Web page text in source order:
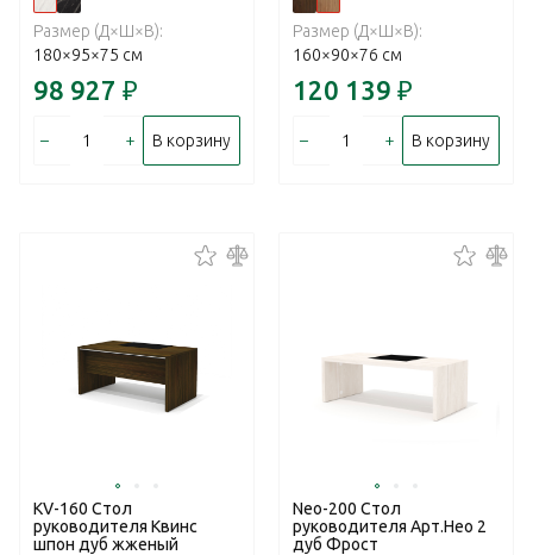
Размер (Д×Ш×В):
180×95×75 см
98 927 ₽
– + В корзину
Размер (Д×Ш×В):
160×90×76 см
120 139 ₽
– + В корзину
KV-160 Стол
руководителя Квинс
шпон дуб жженый
Neo-200 Стол
руководителя Арт.Нео 2
дуб Фрост